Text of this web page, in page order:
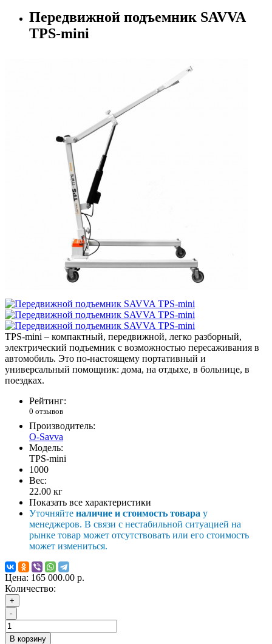
Передвижной подъемник SAVVA
TPS-mini
TPS-mini – компактный, передвижной, легко разборный,
электрический подъемник c возможностью пересаживания в
автомобиль. Это по-настоящему портативный и
универсальный помощник: дома, на отдыхе, в больнице, в
поездках.
Рейтинг:
0 отзывов
Производитель:
O-Savva
Модель:
TPS-mini
1000
Вес:
22.00 кг
Показать все характеристики
Уточняйте наличие и стоимость товара у
менеджеров. В связи с нестабильной ситуацией на
рынке товар может отсутствовать или его стоимость
может измениться.
Цена: 165 000.00 р.
Количество:
+
-
В корзину